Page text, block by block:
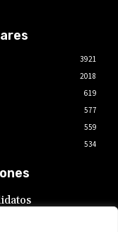
3921
2018
619
577
559
534